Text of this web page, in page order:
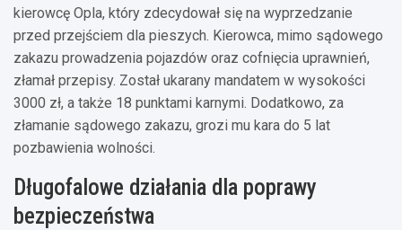
kierowcę Opla, który zdecydował się na wyprzedzanie
przed przejściem dla pieszych. Kierowca, mimo sądowego
zakazu prowadzenia pojazdów oraz cofnięcia uprawnień,
złamał przepisy. Został ukarany mandatem w wysokości
3000 zł, a także 18 punktami karnymi. Dodatkowo, za
złamanie sądowego zakazu, grozi mu kara do 5 lat
pozbawienia wolności.
Długofalowe działania dla poprawy
bezpieczeństwa